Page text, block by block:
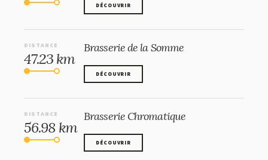
DÉCOUVRIR
DISTANCE
47.23 km
Brasserie de la Somme
DÉCOUVRIR
DISTANCE
56.98 km
Brasserie Chromatique
DÉCOUVRIR